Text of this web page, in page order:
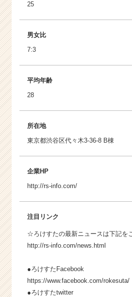
25
男女比
7:3
平均年齢
28
所在地
東京都渋谷区代々木3-36-8 B棟
企業HP
http://rs-info.com/
注目リンク
☆ろけすたの最新ニュースは下記を
http://rs-info.com/news.html
●ろけすたFacebook
https://www.facebook.com/rokesuta/
●ろけすたtwitter